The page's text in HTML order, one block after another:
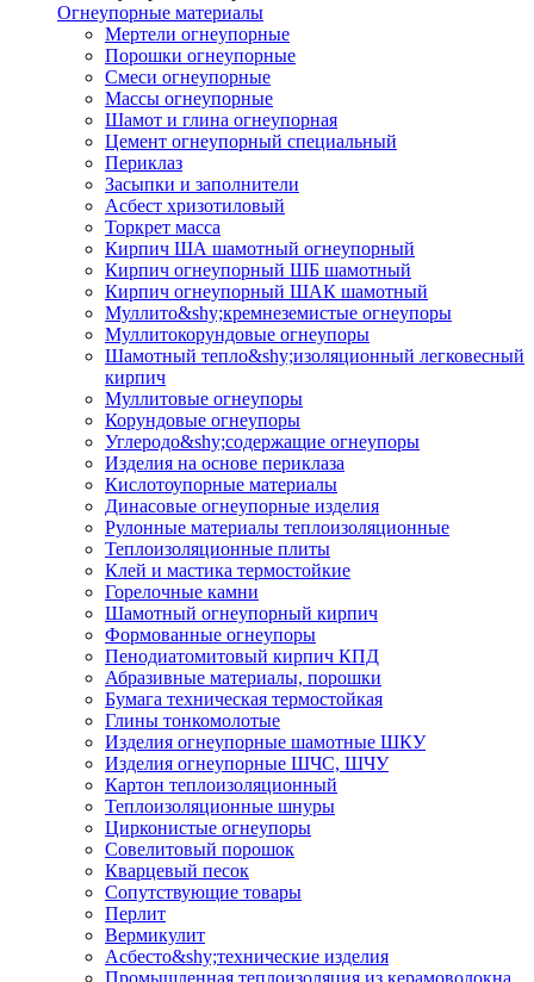
Огнеупорные материалы
Мертели огнеупорные
Порошки огнеупорные
Смеси огнеупорные
Массы огнеупорные
Шамот и глина огнеупорная
Цемент огнеупорный специальный
Периклаз
Засыпки и заполнители
Асбест хризотиловый
Торкрет масса
Кирпич ША шамотный огнеупорный
Кирпич огнеупорный ШБ шамотный
Кирпич огнеупорный ШАК шамотный
Муллито&shy;­кремнеземистые огнеупоры
Муллито­корундовые огнеупоры
Шамотный тепло&shy;изоляционный легковесный
кирпич
Муллитовые огнеупоры
Корундовые огнеупоры
Углеродо&shy;содержащие огнеупоры
Изделия на основе периклаза
Кислотоупорные материалы
Динасовые огнеупорные изделия
Рулонные материалы теплоизоляционные
Тепло­изоляционные плиты
Клей и мастика термостойкие
Горелочные камни
Шамотный огнеупорный кирпич
Формованные огнеупоры
Пенодиатомитовый кирпич КПД
Абразивные материалы, порошки
Бумага техническая термостойкая
Глины тонкомолотые
Изделия огнеупорные шамотные ШКУ
Изделия огнеупорные ШЧС, ШЧУ
Картон теплоизоляционный
Теплоизоляционные шнуры
Цирконистые огнеупоры
Совелитовый порошок
Кварцевый песок
Сопутствующие товары
Перлит
Вермикулит
Асбесто&shy;технические изделия
Промышленная теплоизоляция из керамоволокна